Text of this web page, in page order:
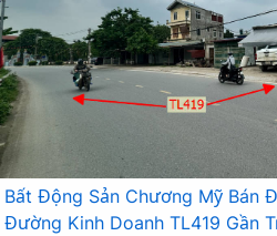
Bất Động Sản Chương Mỹ Bán
Đường Kinh Doanh TL419 Gần